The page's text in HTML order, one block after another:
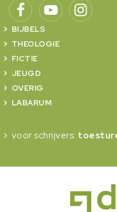
BIJBELS
THEOLOGIE
FICTIE
JEUGD
OVERIG
LABARUM
voor schrijvers: